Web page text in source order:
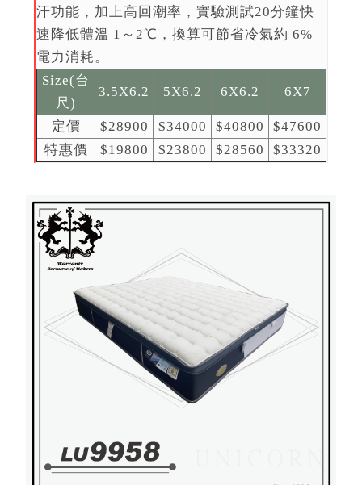
汗功能，加上高回潮率，實驗測試20分鐘快
速降低體溫 1～2℃，換算可節省冷氣約 6%
電力消耗。
Size(台
尺)
3.5X6.2 5X6.2 6X6.2 6X7
定價 $28900 $34000 $40800
$47600
特惠價
$19800 $23800 $28560 $33320